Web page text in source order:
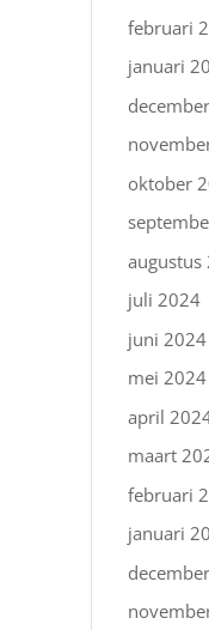
februari
januari
oktober
augustus
juli 2024
juni 2024
mei 2024
april
maart
februari
januari